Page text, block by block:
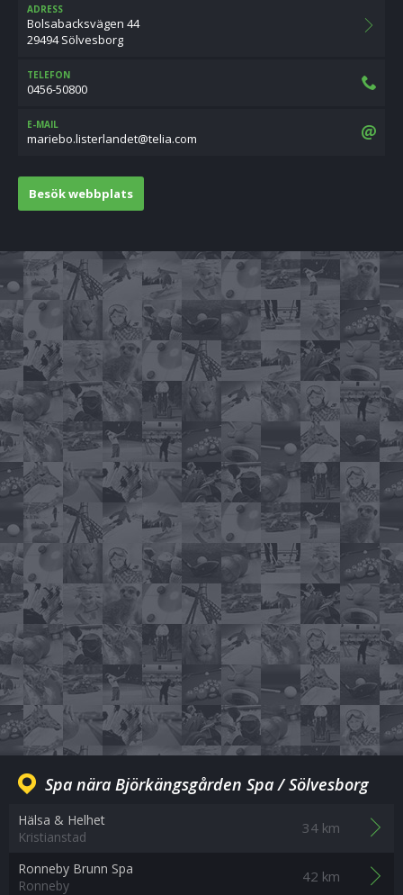
ADRESS
Bolsabacksvägen 44
29494 Sölvesborg
TELEFON
0456-50800
E-MAIL
moc.ailet@tednalretsil.obeiram
Besök webbplats
Spa nära Björkängsgården Spa / Sölvesborg
Hälsa & Helhet
Kristianstad
34 km
Ronneby Brunn Spa
Ronneby
42 km